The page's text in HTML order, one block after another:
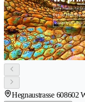
Hegnaustrasse 608602